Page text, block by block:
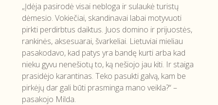
„Įdėja pasirodė visai nebloga ir sulaukė turistų
dėmesio. Vokiečiai, skandinavai labai motyvuoti
pirkti perdirbtus daiktus. Juos domino ir prijuostės,
rankinės, aksesuarai, švarkeliai. Lietuviai mieliau
pasakodavo, kad patys yra bandę kurti arba kad
nieku gyvu nenešiotų to, ką nešiojo jau kiti. Ir staiga
prasidėjo karantinas. Teko pasukti galvą, kam be
pirkėjų dar gali būti prasminga mano veikla?“ –
pasakojo Milda.